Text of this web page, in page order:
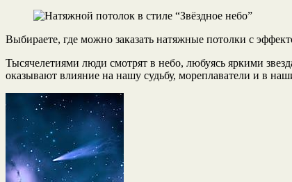
Выбираете, где можно заказать натяжные потолки с
Тысячелетиями люди смотрят в небо, любуясь яркими
оказывают влияние на нашу судьбу, мореплаватели и в